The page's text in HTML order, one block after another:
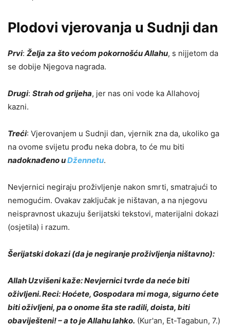
Plodovi vjerovanja u Sudnji dan
Prvi: Želja za što većom pokornošću Allahu, s nijjetom da
se dobije Njegova nagrada.
Drugi: Strah od grijeha, jer nas oni vode ka Allahovoj
kazni.
Treći: Vjerovanjem u Sudnji dan, vjernik zna da, ukoliko ga
na ovome svijetu prođu neka dobra, to će mu biti
nadoknađeno uDžennetu.
Nevjernici negiraju proživljenje nakon smrti, smatrajući to
nemogućim. Ovakav zaključak je ništavan, a na njegovu
neispravnost ukazuju šerijatski tekstovi, materijalni dokazi
(osjetila) i razum.
Šerijatski dokazi (da je negiranje proživljenja ništavno):
Allah Uzvišeni kaže: Nevjernici tvrde da neće biti
oživljeni. Reci: Hoćete, Gospodara mi moga, sigurno ćete
biti oživljeni, pa o onome šta ste radili, doista, biti
obaviješteni! – a to je Allahu lahko. (Kur'an, Et-Tagabun, 7.)